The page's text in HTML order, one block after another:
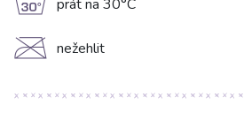
g prát na 30°C
C nežehlit